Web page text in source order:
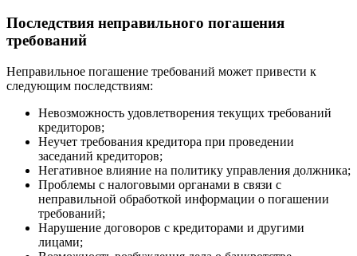
Последствия неправильного погашения
требований
Неправильное погашение требований может привести к
следующим последствиям:
Невозможность удовлетворения текущих требований
кредиторов;
Неучет требования кредитора при проведении
заседаний кредиторов;
Негативное влияние на политику управления должника;
Проблемы с налоговыми органами в связи с
неправильной обработкой информации о погашении
требований;
Нарушение договоров с кредиторами и другими
лицами;